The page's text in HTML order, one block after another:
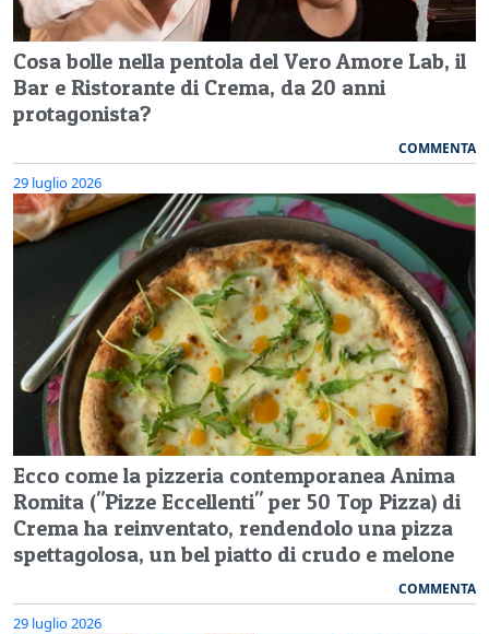
Cosa bolle nella pentola del Vero Amore Lab, il
Bar e Ristorante di Crema, da 20 anni
protagonista?
COMMENTA
29 luglio 2026
Ecco come la pizzeria contemporanea Anima
Romita ("Pizze Eccellenti" per 50 Top Pizza) di
Crema ha reinventato, rendendolo una pizza
spettagolosa, un bel piatto di crudo e melone
COMMENTA
29 luglio 2026